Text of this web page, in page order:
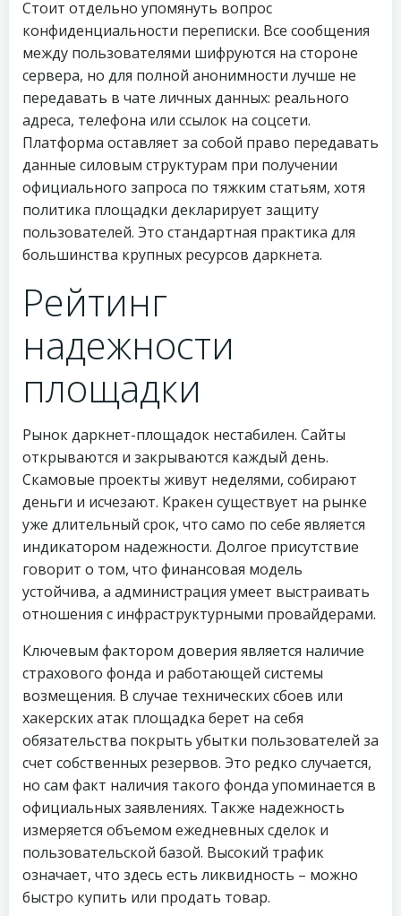
Стоит отдельно упомянуть вопрос
конфиденциальности переписки. Все сообщения
между пользователями шифруются на стороне
сервера, но для полной анонимности лучше не
передавать в чате личных данных: реального
адреса, телефона или ссылок на соцсети.
Платформа оставляет за собой право передавать
данные силовым структурам при получении
официального запроса по тяжким статьям, хотя
политика площадки декларирует защиту
пользователей. Это стандартная практика для
большинства крупных ресурсов даркнета.
Рейтинг
надежности
площадки
Рынок даркнет-площадок нестабилен. Сайты
открываются и закрываются каждый день.
Скамовые проекты живут неделями, собирают
деньги и исчезают. Кракен существует на рынке
уже длительный срок, что само по себе является
индикатором надежности. Долгое присутствие
говорит о том, что финансовая модель
устойчива, а администрация умеет выстраивать
отношения с инфраструктурными провайдерами.
Ключевым фактором доверия является наличие
страхового фонда и работающей системы
возмещения. В случае технических сбоев или
хакерских атак площадка берет на себя
обязательства покрыть убытки пользователей за
счет собственных резервов. Это редко случается,
но сам факт наличия такого фонда упоминается в
официальных заявлениях. Также надежность
измеряется объемом ежедневных сделок и
пользовательской базой. Высокий трафик
означает, что здесь есть ликвидность – можно
быстро купить или продать товар.